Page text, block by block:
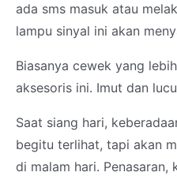
ada sms masuk atau
lampu sinyal ini akan
Biasanya cewek yang
aksesoris ini. Imut dan
Saat siang hari,
begitu terlihat, tapi akan
di malam hari. Penasaran,